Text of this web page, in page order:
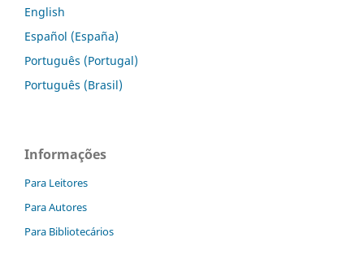
English
Español (España)
Português (Portugal)
Português (Brasil)
Informações
Para Leitores
Para Autores
Para Bibliotecários